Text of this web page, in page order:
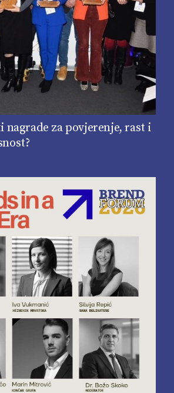
nagrade za povjerenje, rast i